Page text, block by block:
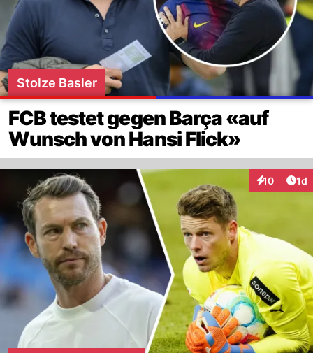
Stolze Basler
FCB testet gegen Barça «auf
Wunsch von Hansi Flick»
10 1d